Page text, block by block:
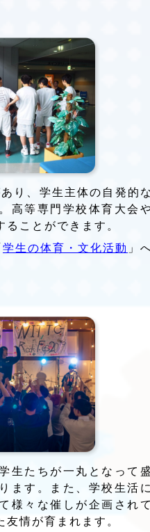
り、学生主体の自発的
高等専門学校体育大会
ことができます。
学生の体育・文化活動 」
生たちが一丸となって
ます。また、学校生活
様々な催しが企画され
情が育まれます。